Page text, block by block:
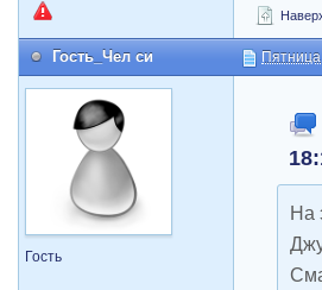
Гость_Чел си
Гость
На